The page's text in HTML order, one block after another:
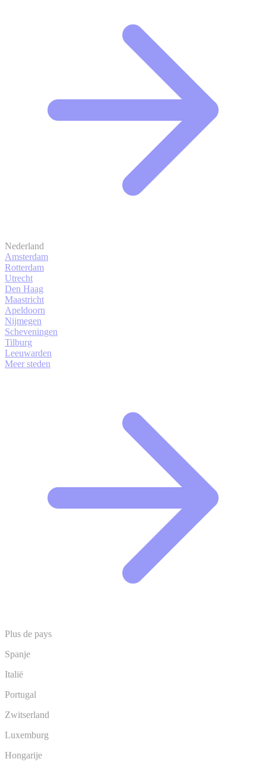
Nederland
Amsterdam
Rotterdam
Utrecht
Den Haag
Maastricht
Apeldoorn
Nijmegen
Scheveningen
Tilburg
Leeuwarden
Meer steden
Plus de pays
Spanje
Italië
Portugal
Zwitserland
Luxemburg
Hongarije